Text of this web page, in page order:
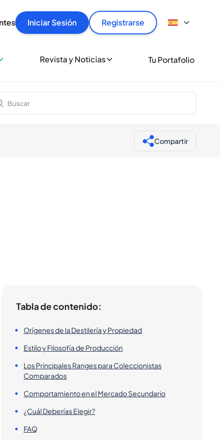
Iniciar Sesión Registrarse
rápido, con seguridad y al mejor precio.
miles de amantes del whisky y los destilados.
Revista y Noticias Tu Portafolio
Compartir
Tabla de contenido:
Orígenes de la Destilería y Propiedad
Estilo y Filosofía de Producción
Los Principales Ranges para Coleccionistas
Comparados
Comportamiento en el Mercado Secundario
¿Cuál Deberías Elegir?
FAQ